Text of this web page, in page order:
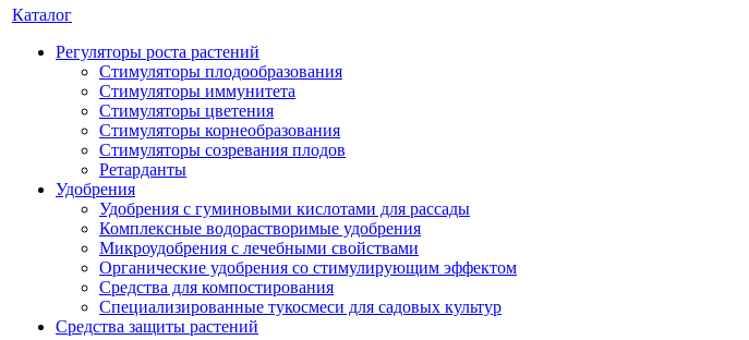
Каталог
Регуляторы роста растений
Стимуляторы плодообразования
Стимуляторы иммунитета
Стимуляторы цветения
Стимуляторы корнеобразования
Стимуляторы созревания плодов
Ретарданты
Удобрения
Удобрения с гуминовыми кислотами для рассады
Комплексные водорастворимые удобрения
Микроудобрения с лечебными свойствами
Органические удобрения со стимулирующим эффектом
Средства для компостирования
Специализированные тукосмеси для садовых культур
Средства защиты растений